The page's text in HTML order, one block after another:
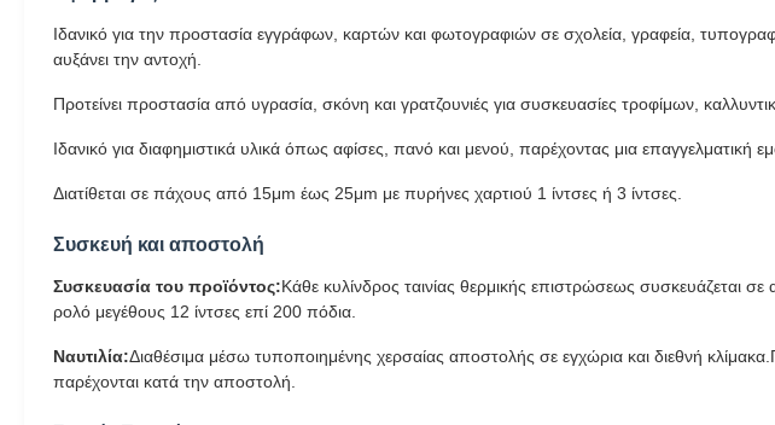
Ιδανικό για την προστασία εγγράφων, καρτών και φωτογραφιών σε σχολεία, γραφεία,
αυξάνει την αντοχή.
Προτείνει προστασία από υγρασία, σκόνη και γρατζουνιές για συσκευασίες τροφίμων,
Ιδανικό για διαφημιστικά υλικά όπως αφίσες, πανό και μενού, παρέχοντας μια
Διατίθεται σε πάχους από 15μm έως 25μm με πυρήνες χαρτιού 1 ίντσες ή 3 ίντσες.
Συσκευή και αποστολή
Συσκευασία του προϊόντος:Κάθε κυλίνδρος ταινίας θερμικής επιστρώσεως συσκευάζεται
ρολό μεγέθους 12 ίντσες επί 200 πόδια.
Ναυτιλία:Διαθέσιμα μέσω τυποποιημένης χερσαίας αποστολής σε εγχώρια και διεθνή
παρέχονται κατά την αποστολή.